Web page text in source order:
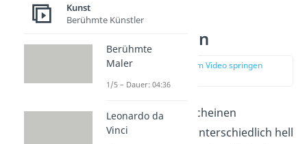
Farbillusionen
zur Stelle im Video springen
Bei Farbillusionen scheinen
manchmal Farben unterschiedlich hell
Kunst
Berühmte Künstler
Berühmte
Maler
1/5 – Dauer: 04:36
Leonardo da
Vinci